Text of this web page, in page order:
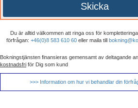
Skicka
Du är alltid välkommen att ringa oss för
förfrågan: +46(0)8 583 610 60eller maila till
Bokningstjänsten finansieras gemensamt av deltagande
kostnadsfri för Dig som kund
>>> Information om hur vi behandlar din